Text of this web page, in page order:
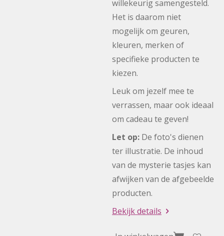
willekeurig samengesteld.
Het is daarom niet
mogelijk om geuren,
kleuren, merken of
specifieke producten te
kiezen.
Leuk om jezelf mee te
verrassen, maar ook ideaal
om cadeau te geven!
Let op: De foto's dienen
ter illustratie. De inhoud
van de mysterie tasjes kan
afwijken van de afgebeelde
producten.
Bekijk details